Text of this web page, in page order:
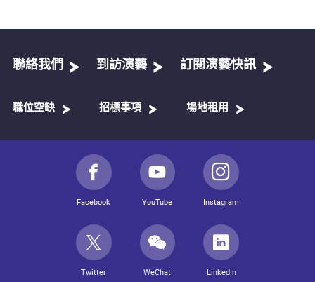
聯絡我們 到訪演藝 訂閱演藝快訊
職位空缺 招標事項 場地租用
Facebook YouTube Instagram
Twitter WeChat LinkedIn